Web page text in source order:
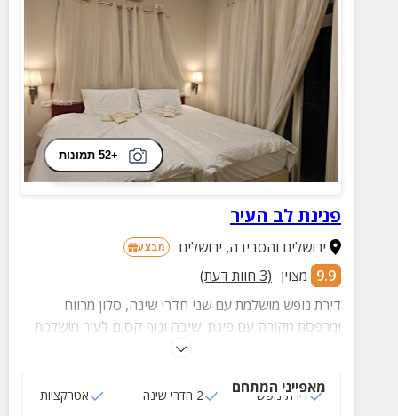
+52 תמונות
פנינת לב העיר
ירושלים והסביבה, ירושלים מבצע
9.9 מצוין (
3 חוות דעת)
דירת נופש מושלמת עם שני חדרי שינה, סלון מרווח
ומרפסת מקורה עם פינת ישיבה ונוף קסום לעיר מושלמת
מאפייני המתחם
דירת נופש 2 חדרי שינה אטרקציות